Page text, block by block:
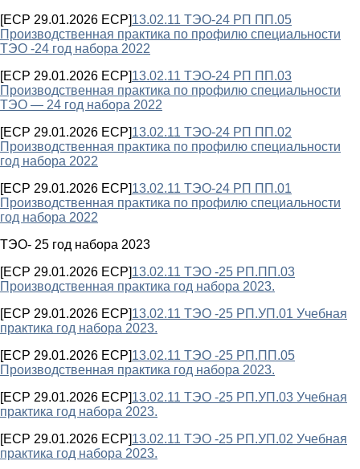
[ECP 29.01.2026 ECP]13.02.11 ТЭО-24 РП ПП.05
Производственная практика по профилю специальности
ТЭО -24 год набора 2022
[ECP 29.01.2026 ECP]13.02.11 ТЭО-24 РП ПП.03
Производственная практика по профилю специальности
ТЭО — 24 год набора 2022
[ECP 29.01.2026 ECP]13.02.11 ТЭО-24 РП ПП.02
Производственная практика по профилю специальности
год набора 2022
[ECP 29.01.2026 ECP]13.02.11 ТЭО-24 РП ПП.01
Производственная практика по профилю специальности
год набора 2022
ТЭО- 25 год набора 2023
[ECP 29.01.2026 ECP]13.02.11 ТЭО -25 РП.ПП.03
Производственная практика год набора 2023.
[ECP 29.01.2026 ECP]13.02.11 ТЭО -25 РП.УП.01 Учебная
практика год набора 2023.
[ECP 29.01.2026 ECP]13.02.11 ТЭО -25 РП.ПП.05
Производственная практика год набора 2023.
[ECP 29.01.2026 ECP]13.02.11 ТЭО -25 РП.УП.03 Учебная
практика год набора 2023.
[ECP 29.01.2026 ECP]13.02.11 ТЭО -25 РП.УП.02 Учебная
практика год набора 2023.